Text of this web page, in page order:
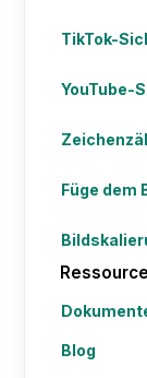
TikTok-
YouTube-
Füge dem
Blog